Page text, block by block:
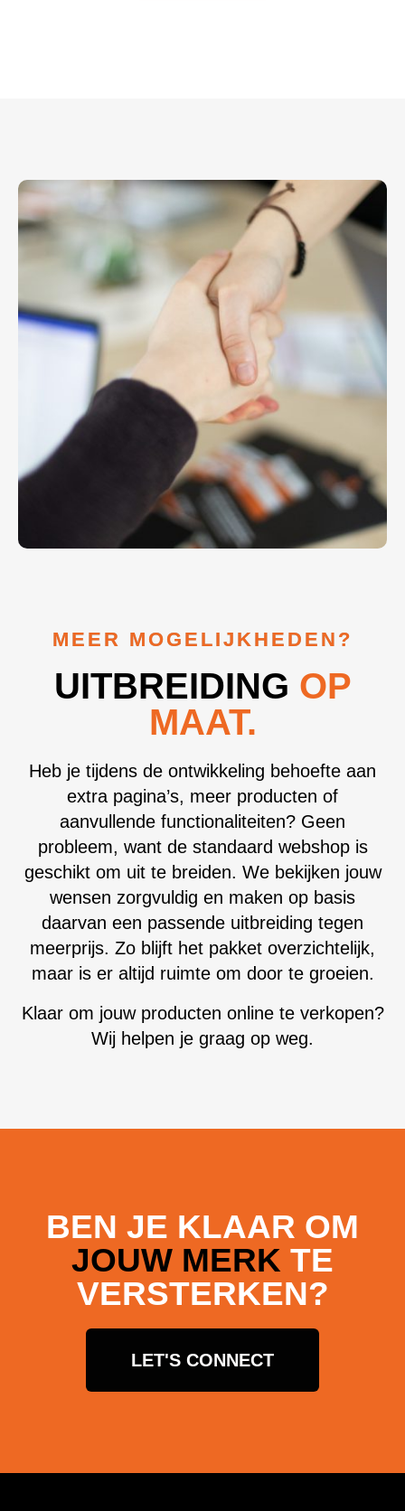
MEER MOGELIJKHEDEN?
UITBREIDING OP
MAAT.
Heb je tijdens de ontwikkeling behoefte aan
extra pagina’s, meer producten of
aanvullende functionaliteiten? Geen
probleem, want de standaard webshop is
geschikt om uit te breiden. We bekijken jouw
wensen zorgvuldig en maken op basis
daarvan een passende uitbreiding tegen
meerprijs. Zo blijft het pakket overzichtelijk,
maar is er altijd ruimte om door te groeien.
Klaar om jouw producten online te verkopen?
Wij helpen je graag op weg.
BEN JE KLAAR OM
JOUW MERK TE
VERSTERKEN?
LET'S CONNECT